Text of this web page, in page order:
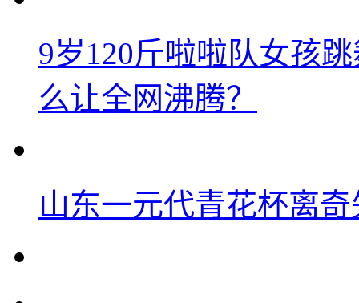
9岁120斤啦啦队女孩
么让全网沸腾？
山东一元代青花杯离